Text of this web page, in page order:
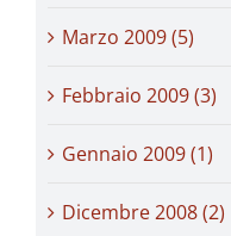
Marzo 2009 (5)
Febbraio 2009 (3)
Gennaio 2009 (1)
Dicembre 2008 (2)